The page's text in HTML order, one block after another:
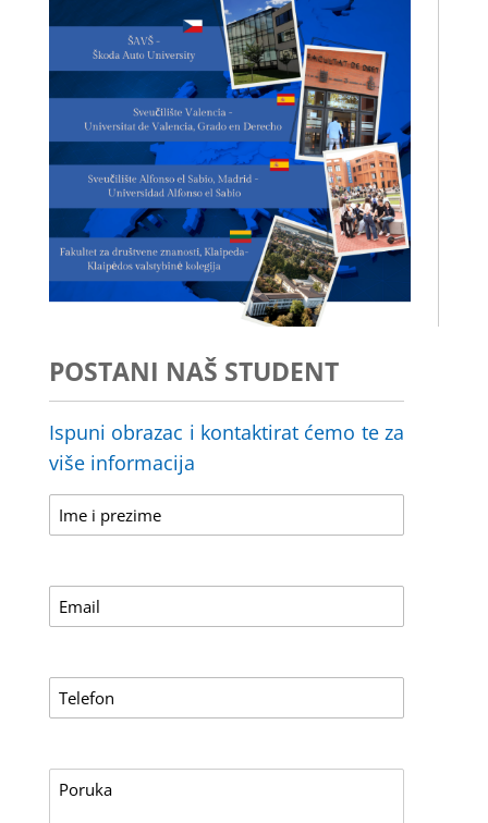
POSTANI NAŠ STUDENT
Ispuni obrazac i kontaktirat ćemo te za
više informacija